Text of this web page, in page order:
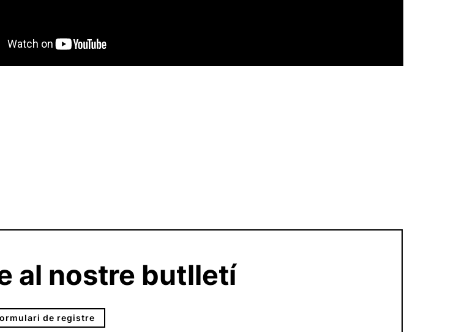
al nostre butlletí
de registre